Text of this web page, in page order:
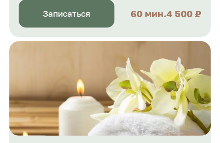
Записаться 60 мин.4 500 ₽